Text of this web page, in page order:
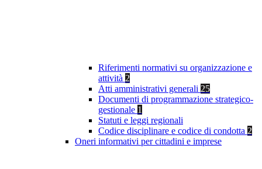
Riferimenti normativi su organizzazione e
attività 2
Atti amministrativi generali 25
Documenti di programmazione strategico-
gestionale 1
Statuti e leggi regionali
Codice disciplinare e codice di condotta 2
Oneri informativi per cittadini e imprese